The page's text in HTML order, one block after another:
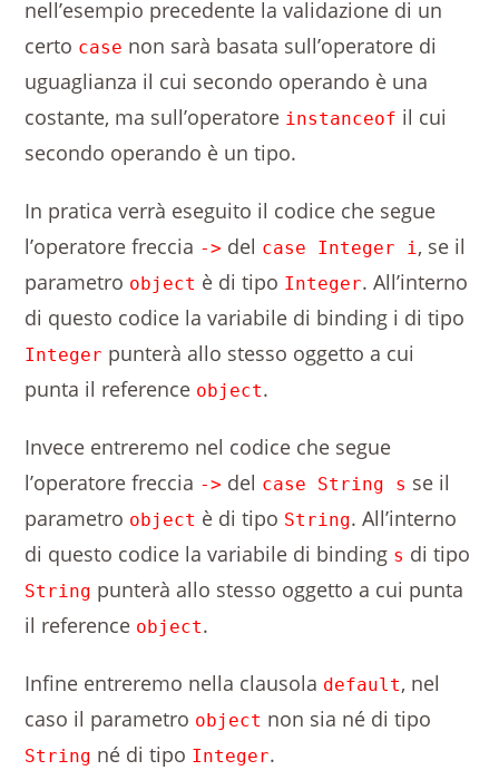
nell’esempio precedente la validazione di un
certo case non sarà basata sull’operatore di
uguaglianza il cui secondo operando è una
costante, ma sull’operatore instanceof il cui
secondo operando è un tipo.
In pratica verrà eseguito il codice che segue
l’operatore freccia -> del case Integer i, se il
parametro object è di tipo Integer. All’interno
di questo codice la variabile di binding i di tipo
Integer punterà allo stesso oggetto a cui
punta il reference object.
Invece entreremo nel codice che segue
l’operatore freccia -> del case String s se il
parametro object è di tipo String. All’interno
di questo codice la variabile di binding s di tipo
String punterà allo stesso oggetto a cui punta
il reference object.
Infine entreremo nella clausola default, nel
caso il parametro object non sia né di tipo
String né di tipo Integer.